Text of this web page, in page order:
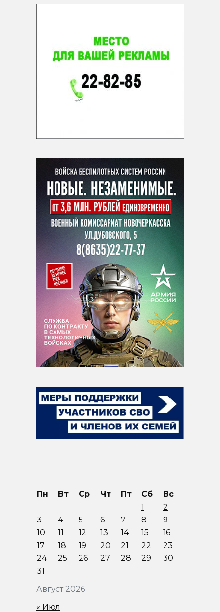
Август 2026
Пн Вт Ср Чт Пт Сб
Вс
1
2
3
4 5 6 7 8
9
10
11 12 13 14 15
16
17
18 19 20 21 22
23
24
25 26 27 28 29
30
31
« Июл